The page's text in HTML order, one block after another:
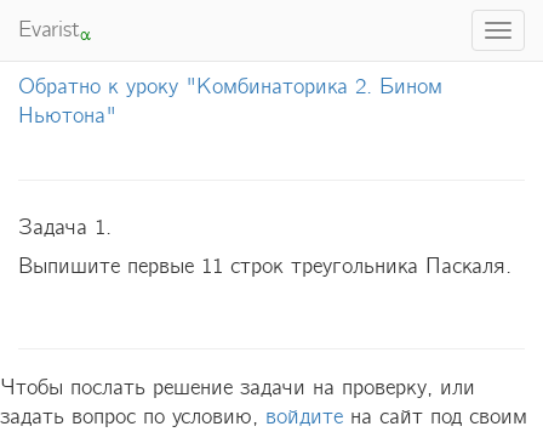
Evaristα
Обратно к уроку "Комбинаторика 2. Бином
Ньютона"
Задача 1.
Выпишите первые 11 строк треугольника Паскаля.
Чтобы послать решение задачи на проверку, или
задать вопрос по условию, войдите на сайт под своим